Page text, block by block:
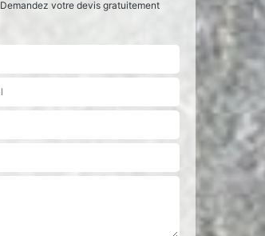
Demandez votre devis gratuitement